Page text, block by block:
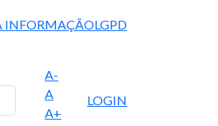
INFORMAÇÃOLGPD
A-
A
A+
LOGIN